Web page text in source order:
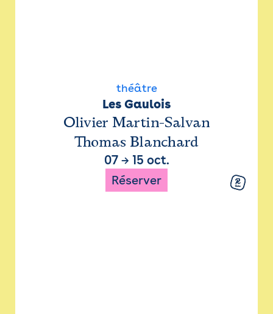
théâtre
Les Gaulois
Olivier Martin-Salvan
Thomas Blanchard
07→ 15 oct.
Réserver